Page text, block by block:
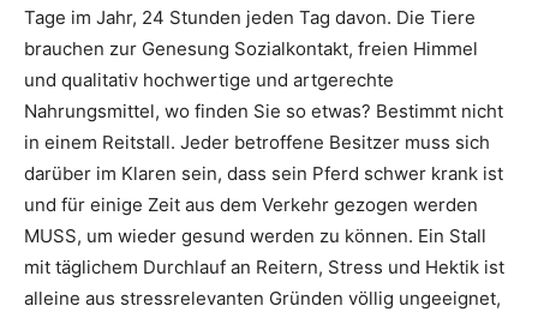
Tage im Jahr, 24 Stunden jeden Tag davon. Die Tiere
brauchen zur Genesung Sozialkontakt, freien Himmel
und qualitativ hochwertige und artgerechte
Nahrungsmittel, wo finden Sie so etwas? Bestimmt nicht
in einem Reitstall. Jeder betroffene Besitzer muss sich
darüber im Klaren sein, dass sein Pferd schwer krank ist
und für einige Zeit aus dem Verkehr gezogen werden
MUSS, um wieder gesund werden zu können. Ein Stall
mit täglichem Durchlauf an Reitern, Stress und Hektik ist
alleine aus stressrelevanten Gründen völlig ungeeignet,